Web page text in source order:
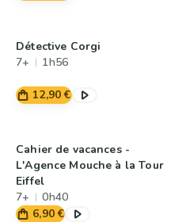
Détective Corgi
7+
1h56
12,90 €
Cahier de vacances -
L'Agence Mouche à la Tour
Eiffel
7+
0h40
6,90 €